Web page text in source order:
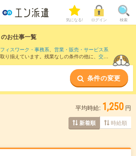
気になる! ログイン 検索
のお仕事一覧
ィスワーク・事務系、 営業・販売・サービス系
り揃えています。残業なしの条件の他に、 交通
条件の変更
平均時給: 1,250 円
新着順 時給順